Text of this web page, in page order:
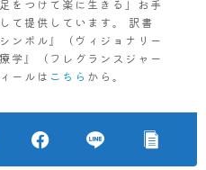
をつけて楽に生きる」お手
て提供しています。 訳書
ンボル』（ヴィジョナリー
学』（フレグランスジャー
ールは こちら から。